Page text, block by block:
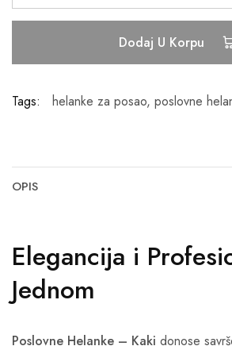
Dodaj U Korpu
Tags: helanke za posao, poslovne
OPIS
Elegancija i
Jednom
Poslovne Helanke – Kaki donose